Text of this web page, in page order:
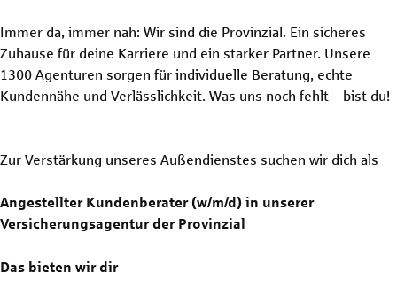
Immer da, immer nah: Wir sind die Provinzial. Ein sicheres
Zuhause für deine Karriere und ein starker Partner. Unsere
1300 Agenturen sorgen für individuelle Beratung, echte
Kundennähe und Verlässlichkeit. Was uns noch fehlt – bist du!
Zur Verstärkung unseres Außendienstes suchen wir dich als
Angestellter Kundenberater (w/m/d) in unserer
Versicherungsagentur der Provinzial
Das bieten wir dir